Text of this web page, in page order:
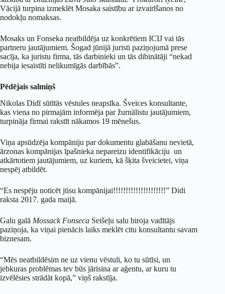
Vācijā turpina izmeklēt Mosaka saistību ar izvairīšanos no
nodokļu nomaksas.
Mosaks un Fonseka neatbildēja uz konkrētiem ICIJ vai tās
partneru jautājumiem. Šogad jūnijā juristi paziņojumā prese
sacīja, ka juristu firma, tās darbinieki un tās dibinātāji “nekad
nebija iesaistīti nelikumīgās darbībās”.
Pēdējais salmiņš
Nikolas Didī sūtītās vēstules neapsīka. Šveices konsultante,
kas viena no pirmajām informēja par žurnālistu jautājumiem,
turpināja firmai rakstīt nākamos 19 mēnešus.
Viņa apsūdzēja kompāniju par dokumentu glabāšanu nevietā,
ārzonas kompānijas īpašnieka nepareizu identifikāciju un
atkārtotiem jautājumiem, uz kuriem, kā šķita šveicietei, viņa
nespēj atbildēt.
“Es nespēju noticēt jūsu kompānijai!!!!!!!!!!!!!!!!!!!!!” Didi
raksta 2017. gada maijā.
Galu galā Mossack Fonseca Seišeļu salu biroja vadītājs
paziņoja, ka viņai pienācis laiks meklēt citu konsultantu savam
biznesam.
“Mēs neatbildēsim ne uz vienu vēstuli, ko tu sūtīsi, un
jebkuras problēmas tev būs jārisina ar aģentu, ar kuru tu
izvēlēsies strādāt kopā,” viņš rakstīja.